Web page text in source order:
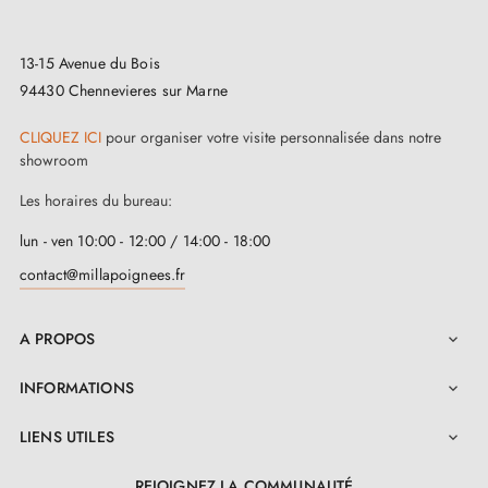
comme une usine avec un stock permanent : chaque
pièce peut être lancée, préparée ou finalisée selon les
commandes reçues.
Retours : ce type de produit ne peut pas toujours être
importante. Les retours peuvent donc être limités ou
refusés dans le cadre de notre extension commerciale
commander d’abord une seule pièce afin de valider le
13-15 Avenue du Bois
94430 Chennevieres sur Marne
CLIQUEZ ICI pour organiser votre visite personnalisée dans notre
showroom
Les horaires du bureau:
lun - ven 10:00 - 12:00 / 14:00 - 18:00
contact@millapoignees.fr
A PROPOS 
INFORMATIONS 
LIENS UTILES 